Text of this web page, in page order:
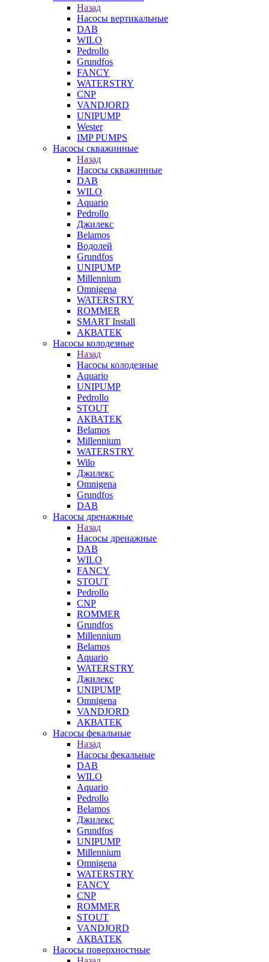
Назад
Насосы вертикальные
DAB
WILO
Pedrollo
Grundfos
FANCY
WATERSTRY
CNP
VANDJORD
UNIPUMP
Wester
IMP PUMPS
Насосы скважинные
Назад
Насосы скважинные
DAB
WILO
Aquario
Pedrollo
Джилекс
Belamos
Водолей
Grundfos
UNIPUMP
Millennium
Omnigena
WATERSTRY
ROMMER
SMART Install
АКВАТЕК
Насосы колодезные
Назад
Насосы колодезные
Aquario
UNIPUMP
Pedrollo
STOUT
АКВАТЕК
Belamos
Millennium
WATERSTRY
Wilo
Джилекс
Omnigena
Grundfos
DAB
Насосы дренажные
Назад
Насосы дренажные
DAB
WILO
FANCY
STOUT
Pedrollo
CNP
ROMMER
Grundfos
Millennium
Belamos
Aquario
WATERSTRY
Джилекс
UNIPUMP
Omnigena
VANDJORD
АКВАТЕК
Насосы фекальные
Назад
Насосы фекальные
DAB
WILO
Aquario
Pedrollo
Belamos
Джилекс
Grundfos
UNIPUMP
Millennium
Omnigena
WATERSTRY
FANCY
CNP
ROMMER
STOUT
VANDJORD
АКВАТЕК
Насосы поверхностные